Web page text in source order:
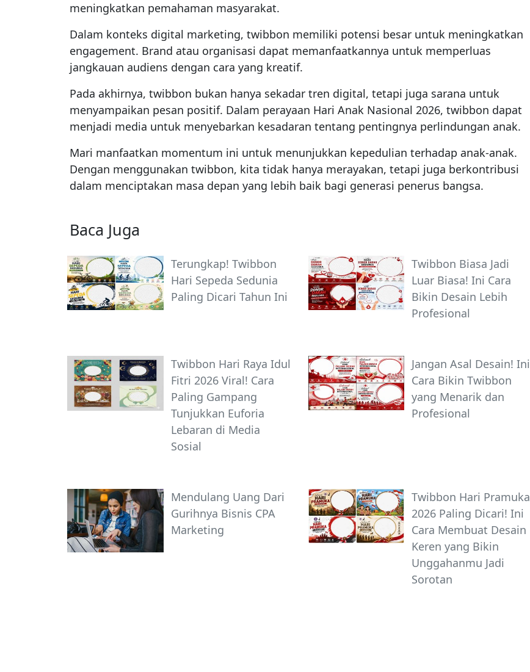
meningkatkan pemahaman masyarakat.
Dalam konteks digital marketing, twibbon memiliki potensi besar untuk meningkatkan
engagement. Brand atau organisasi dapat memanfaatkannya untuk memperluas
jangkauan audiens dengan cara yang kreatif.
Pada akhirnya, twibbon bukan hanya sekadar tren digital, tetapi juga sarana untuk
menyampaikan pesan positif. Dalam perayaan Hari Anak Nasional 2026, twibbon dapat
menjadi media untuk menyebarkan kesadaran tentang pentingnya perlindungan anak.
Mari manfaatkan momentum ini untuk menunjukkan kepedulian terhadap anak-anak.
Dengan menggunakan twibbon, kita tidak hanya merayakan, tetapi juga berkontribusi
dalam menciptakan masa depan yang lebih baik bagi generasi penerus bangsa.
Baca Juga
Terungkap! Twibbon
Hari Sepeda Sedunia
Paling Dicari Tahun Ini
Twibbon Biasa Jadi
Luar Biasa! Ini Cara
Bikin Desain Lebih
Profesional
Twibbon Hari Raya Idul
Fitri 2026 Viral! Cara
Paling Gampang
Tunjukkan Euforia
Lebaran di Media
Sosial
Jangan Asal Desain! Ini
Cara Bikin Twibbon
yang Menarik dan
Profesional
Mendulang Uang Dari
Gurihnya Bisnis CPA
Marketing
Twibbon Hari Pramuka
2026 Paling Dicari! Ini
Cara Membuat Desain
Keren yang Bikin
Unggahanmu Jadi
Sorotan